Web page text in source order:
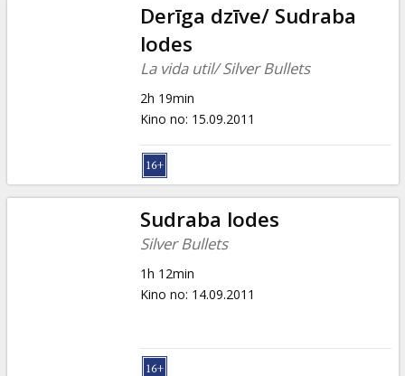
Derīga dzīve/ Sudraba
lodes
La vida util/ Silver Bullets
2h 19min
Kino no: 15.09.2011
Sudraba lodes
Silver Bullets
1h 12min
Kino no: 14.09.2011